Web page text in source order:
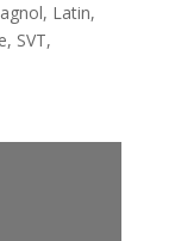
, Latin,
, SVT,